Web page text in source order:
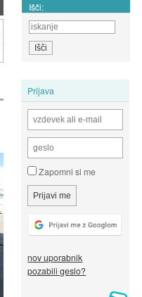
Išči:
Prijava
Zapomni si me
nov uporabnik
pozabili geslo?